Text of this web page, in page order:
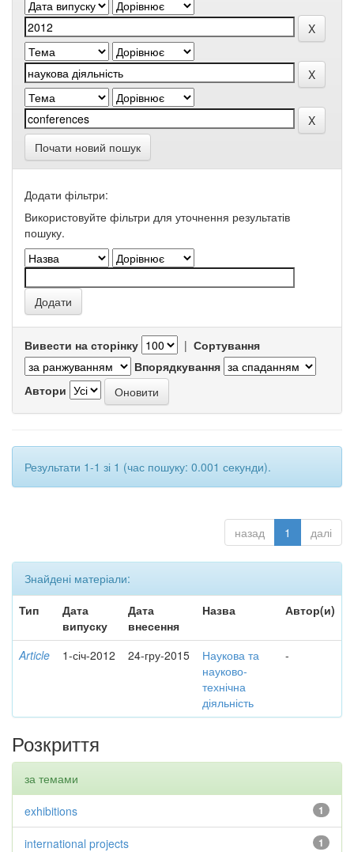
Почати новий пошук
Додати фільтри:
Використовуйте фільтри для уточнення результатів
пошуку.
Вивести на сторінку | Сортування
Впорядкування
Автори
Результати 1-1 зі 1 (час пошуку: 0.001 секунди).
назад 1 далі
Знайдені матеріали:
Тип
Дата
випуску
Дата
внесення
Назва Автор(и)
Article 1-січ-2012 24-гру-2015
Наукова та
науково-
технічна
діяльність
-
Розкриття
за темами
1
exhibitions
1
international projects